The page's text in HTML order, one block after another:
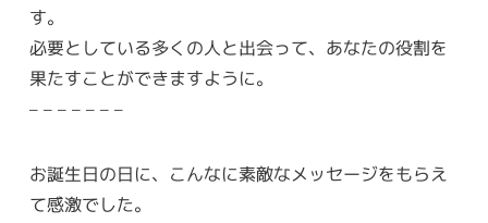
す。
必要としている多くの人と出会って、あなたの役割を
果たすことができますように。
– – – – – – –
お誕生日の日に、こんなに素敵なメッセージをもらえ
て感激でした。